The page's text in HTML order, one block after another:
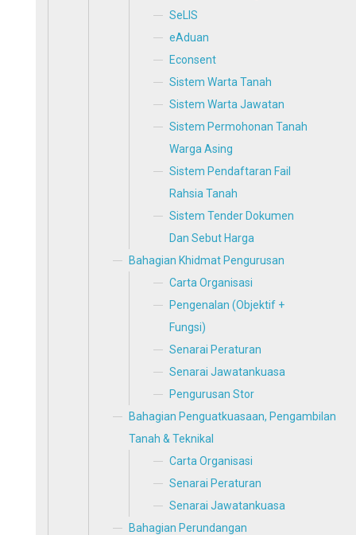
SeLIS
eAduan
Econsent
Sistem Warta Tanah
Sistem Warta Jawatan
Sistem Permohonan Tanah
Warga Asing
Sistem Pendaftaran Fail
Rahsia Tanah
Sistem Tender Dokumen
Dan Sebut Harga
Bahagian Khidmat Pengurusan
Carta Organisasi
Pengenalan (Objektif +
Fungsi)
Senarai Peraturan
Senarai Jawatankuasa
Pengurusan Stor
Bahagian Penguatkuasaan, Pengambilan
Tanah & Teknikal
Carta Organisasi
Senarai Peraturan
Senarai Jawatankuasa
Bahagian Perundangan